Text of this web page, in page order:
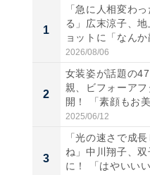
1
「急に人相変わ
る」広末涼子、
ョットに「なんか
た」の...
2026/08/06
2
女装姿が話題の
親、ビフォーア
開！ 「素顔もお
2025/06/12
3
「光の速さで成
ね」中川翔子、
に！ 「はやいい